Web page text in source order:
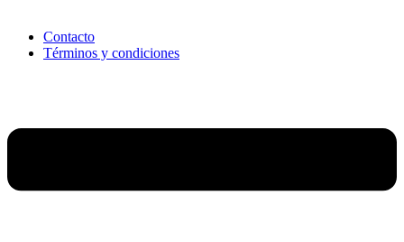
Contacto
Términos y condiciones